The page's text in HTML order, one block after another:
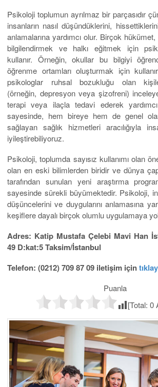
Psikoloji toplumun ayrılmaz bir parçasıdır
insanların nasıl düşündüklerini,
anlamalarına yardımcı olur. Birçok
bilgilendirmek ve halkı eğitmek için
kullanır. Örneğin, okullar bu bilgiyi
öğrenme ortamları oluşturmak için
psikologlar ruhsal bozukluğu olan
(örneğin, depresyon veya şizofreni)
terapi veya ilaçla tedavi ederek
sayesinde, hem bireye hem de genel
sağlayan sağlık hizmetleri aracılığıyla
iyileştirebiliyoruz.
Psikoloji, toplumda sayısız kullanımı olan
olan en eski bilimlerden biridir ve dünya
tarafından sunulan yeni araştırma
sayesinde sürekli büyümektedir. Psikoloji,
düşüncelerini ve duygularını anlamasına
keşiflere dayalı birçok olumlu uygulamaya yol
Adres: Katip Mustafa Çelebi Mavi Han
49 D:kat:5 Taksim/İstanbul
Telefon: (0212) 709 87 09 iletişim için
Puanla
[Total: 0